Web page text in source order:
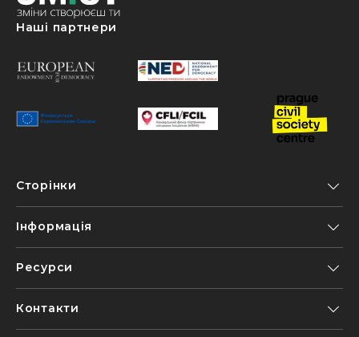
Наші партнери
Сторінки
Інформація
Ресурси
Контакти